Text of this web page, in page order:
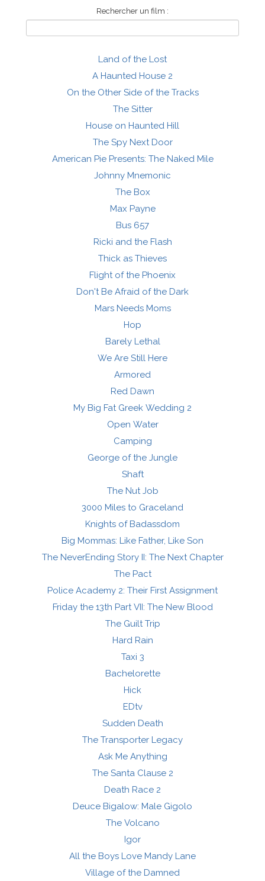
Rechercher un film :
Land of the Lost
A Haunted House 2
On the Other Side of the Tracks
The Sitter
House on Haunted Hill
The Spy Next Door
American Pie Presents: The Naked Mile
Johnny Mnemonic
The Box
Max Payne
Bus 657
Ricki and the Flash
Thick as Thieves
Flight of the Phoenix
Don't Be Afraid of the Dark
Mars Needs Moms
Hop
Barely Lethal
We Are Still Here
Armored
Red Dawn
My Big Fat Greek Wedding 2
Open Water
Camping
George of the Jungle
Shaft
The Nut Job
3000 Miles to Graceland
Knights of Badassdom
Big Mommas: Like Father, Like Son
The NeverEnding Story II: The Next Chapter
The Pact
Police Academy 2: Their First Assignment
Friday the 13th Part VII: The New Blood
The Guilt Trip
Hard Rain
Taxi 3
Bachelorette
Hick
EDtv
Sudden Death
The Transporter Legacy
Ask Me Anything
The Santa Clause 2
Death Race 2
Deuce Bigalow: Male Gigolo
The Volcano
Igor
All the Boys Love Mandy Lane
Village of the Damned